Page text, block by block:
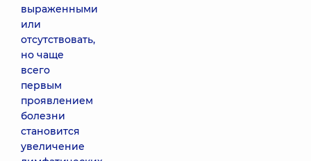
выраженными
или
отсутствовать,
но чаще
всего
первым
проявлением
болезни
становится
увеличение